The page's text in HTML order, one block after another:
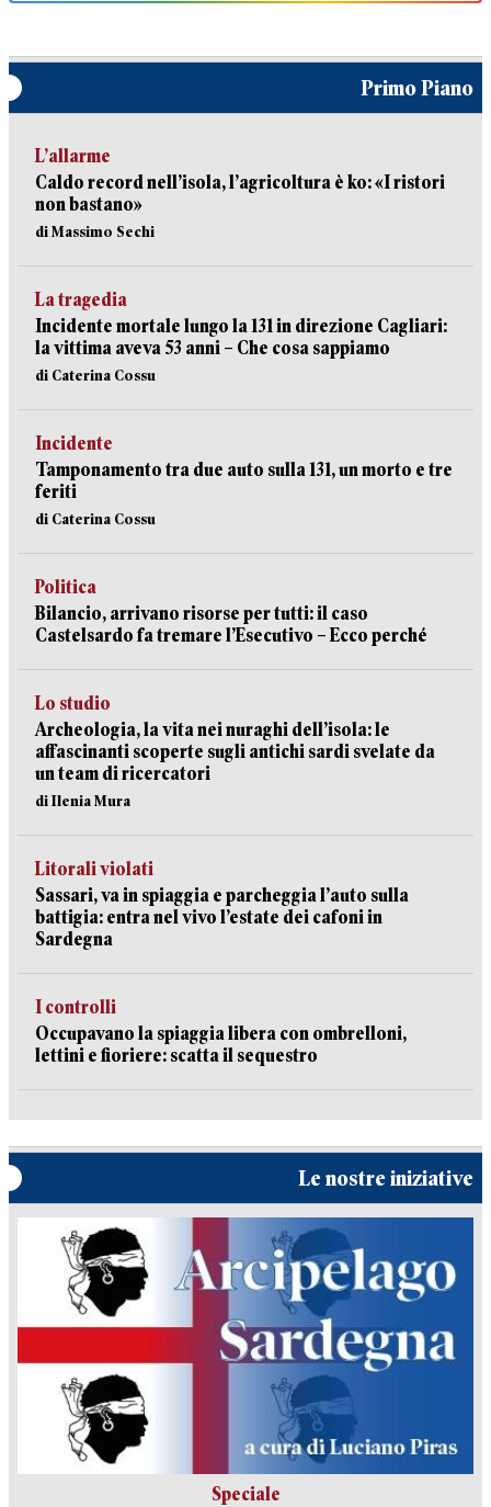
Primo Piano
L’allarme
Caldo record nell’isola, l’agricoltura è ko: «I ristori
non bastano»
di Massimo Sechi
La tragedia
Incidente mortale lungo la 131 in direzione Cagliari:
la vittima aveva 53 anni – Che cosa sappiamo
di Caterina Cossu
Incidente
Tamponamento tra due auto sulla 131, un morto e tre
feriti
di Caterina Cossu
Politica
Bilancio, arrivano risorse per tutti: il caso
Castelsardo fa tremare l’Esecutivo – Ecco perché
Lo studio
Archeologia, la vita nei nuraghi dell’isola: le
affascinanti scoperte sugli antichi sardi svelate da
un team di ricercatori
di Ilenia Mura
Litorali violati
Sassari, va in spiaggia e parcheggia l’auto sulla
battigia: entra nel vivo l’estate dei cafoni in
Sardegna
I controlli
Occupavano la spiaggia libera con ombrelloni,
lettini e fioriere: scatta il sequestro
Le nostre iniziative
Speciale